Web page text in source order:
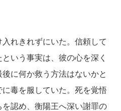
れきれずにいた。信頼して
いう事実は、彼の心を深く
に何か救う方法はないかと
毒を服していた。死を覚悟
認め、衡陽王へ深い謝罪の